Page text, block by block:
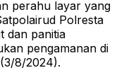
perahu layar yang
Polresta
dan panitia
pengamanan di
8/2024).